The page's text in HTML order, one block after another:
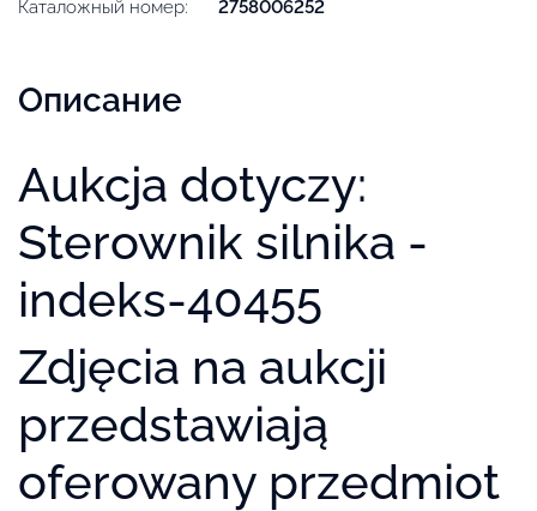
Каталожный номер:
2758006252
Описание
Aukcja dotyczy:
Sterownik silnika -
indeks-40455
Zdjęcia na aukcji
przedstawiają
oferowany przedmiot